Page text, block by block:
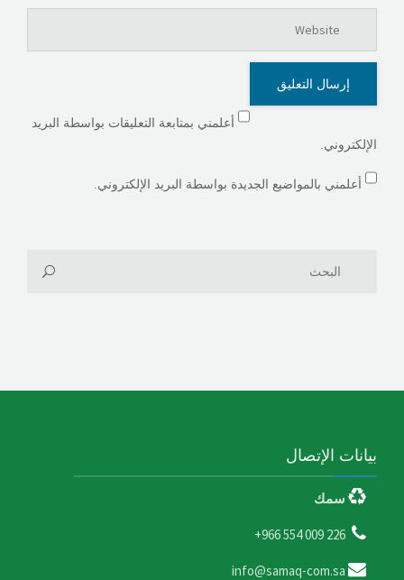
أعلمني بمتابعة التعليقات بواسطة البريد
الإلكتروني.
أعلمني بالمواضيع الجديدة بواسطة البريد الإلكتروني.
بيانات الإتصال
سمك
226 009 554 966+
info@samaq-com.sa